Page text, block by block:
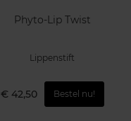
Phyto-Lip Twist
Lippenstift
€ 42,50 Bestel nu!